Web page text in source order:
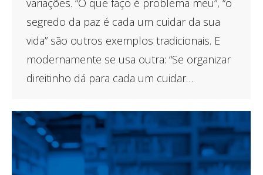
segredo da paz é cada um cuidar da sua
vida” são outros exemplos tradicionais. E
modernamente se usa outra: “Se organizar
direitinho dá para cada um cuidar…